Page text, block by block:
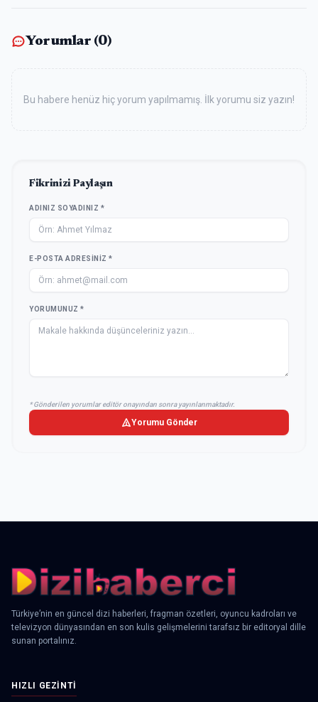
Yorumlar (0)
Bu habere henüz hiç yorum yapılmamış. İlk yorumu siz yazın!
Fikrinizi Paylaşın
ADINIZ SOYADINIZ *
E-POSTA ADRESINIZ *
YORUMUNUZ *
* Gönderilen yorumlar editör onayından sonra yayınlanmaktadır.
Yorumu Gönder
Türkiye’nin en güncel dizi haberleri, fragman özetleri, oyuncu kadroları ve
televizyon dünyasından en son kulis gelişmelerini tarafsız bir editoryal dille
sunan portalınız.
HIZLI GEZINTI